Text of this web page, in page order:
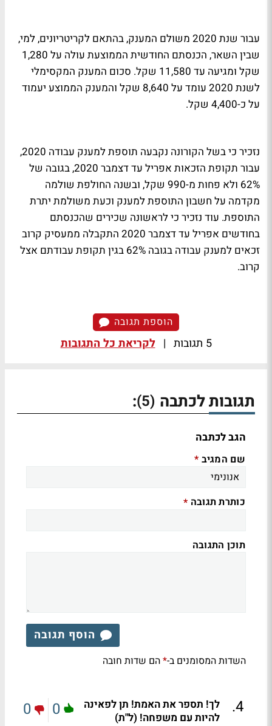
עבור שנת 2020 משולם המענק, בהתאם לקריטריונים, למי,
שבין השאר, הכנסתם החודשית הממוצעת עולה על 1,280
שקל ומגיעה עד 11,580 שקל. סכום המענק המקסימלי
לשנת 2020 עומד על 8,640 שקל והמענק הממוצע יעמוד
על כ-4,400 שקל.
נזכיר כי בשל הקורונה נקבעה תוספת למענק עבודה 2020,
עבור תקופת הזכאות אפריל עד דצמבר 2020, בגובה של
62% ולא פחות מ-990 שקל, ובשנה החולפת שולמה
מקדמה על חשבון התוספת למענק וכעת משולמת יתרת
התוספת. עוד נזכיר כי לראשונה שכירים שהכנסתם
בחודשים אפריל עד דצמבר 2020 התקבלה ממעסיק קרוב
זכאים למענק עבודה בגובה 62% בגין תקופת עבודתם אצל
קרוב.
הוספת תגובה
5 תגובות | לקריאת כל התגובות
תגובות לכתבה (5)
:
הגב לכתבה
שם המגיב *
כותרת תגובה *
תוכן התגובה
הוסף תגובה
השדות המסומנים ב-*הם שדות חובה
4
.
לך! תספר את האמת! תן לפאינה
להיות עם משפחה! (ל"ת)
0
0